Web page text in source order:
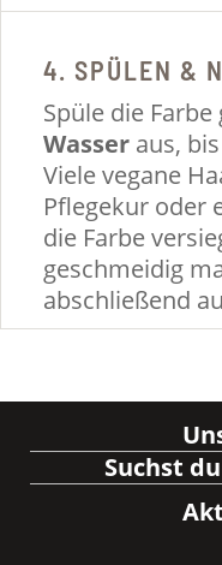
4. SPÜLEN &
Spüle die
Wasser aus,
Viele vegane
Pflegekur oder
die Farbe
geschmeidig
abschließend
Suchst